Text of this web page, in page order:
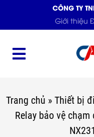
CÔNG TY
Giới thiệu
Trang chủ » Thiết bị
Relay bảo vệ chạm